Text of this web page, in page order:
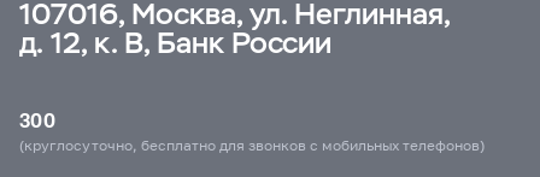
107016, Москва, ул. Неглинная,
д. 12, к. В, Банк России
300
(круглосуточно, бесплатно для звонков с мобильных телефонов)